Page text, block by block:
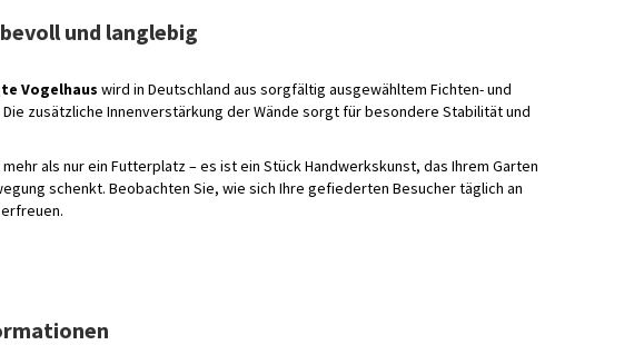
und langlebig
Vogelhaus wird in Deutschland aus sorgfältig ausgewähltem Fichten- und
zusätzliche Innenverstärkung der Wände sorgt für besondere Stabilität und
mehr als nur ein Futterplatz – es ist ein Stück Handwerkskunst, das Ihrem Garten
schenkt. Beobachten Sie, wie sich Ihre gefiederten Besucher täglich an